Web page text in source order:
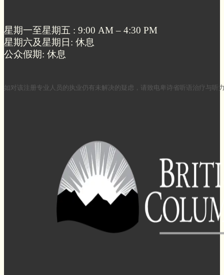
星期一至星期五 : 9:00 AM – 4:30 PM
星期六及星期日: 休息
公众假期: 休息
如对该注册专业人员的执业仍有未解决的疑虑，请致电卑诗省听语治疗与听